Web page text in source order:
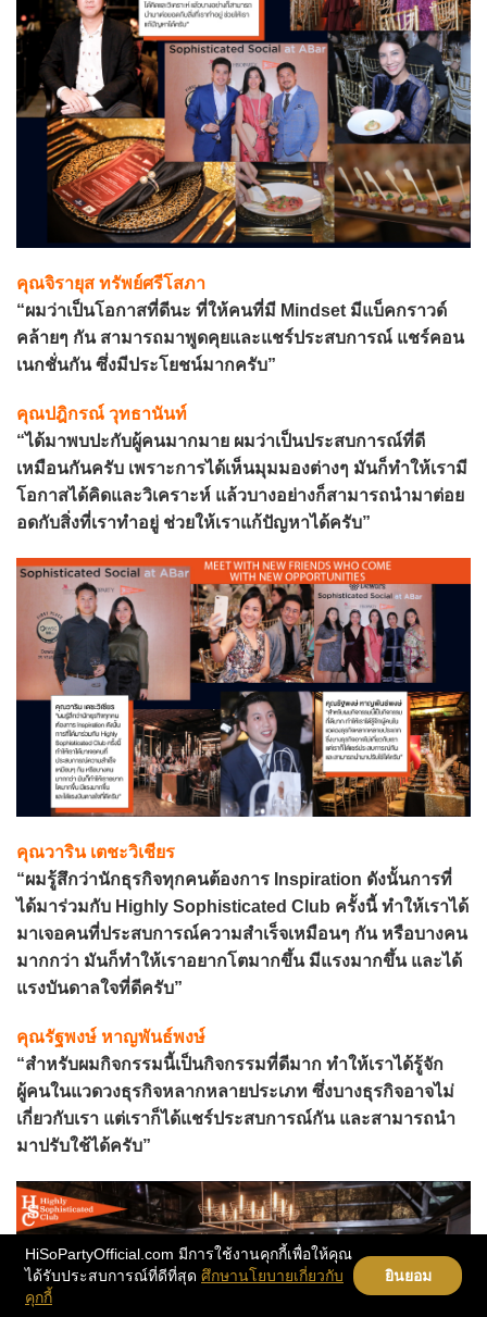
คุณจิรายุส ทรัพย์ศรีโสภา
“ผมว่าเป็นโอกาสที่ดีนะ ที่ให้คนที่มี Mindset มีแบ็คกราวด์
คล้ายๆ กัน สามารถมาพูดคุยและแชร์ประสบการณ์ แชร์คอน
เนกชั่นกัน ซึ่งมีประโยชน์มากครับ”
คุณปฎิกรณ์ วุทธานันท์
“ได้มาพบปะกับผู้คนมากมาย ผมว่าเป็นประสบการณ์ที่ดี
เหมือนกันครับ เพราะการได้เห็นมุมมองต่างๆ มันก็ทำให้เรามี
โอกาสได้คิดและวิเคราะห์ แล้วบางอย่างก็สามารถนำมาต่อย
อดกับสิ่งที่เราทำอยู่ ช่วยให้เราแก้ปัญหาได้ครับ”
คุณวาริน เตชะวิเชียร
“ผมรู้สึกว่านักธุรกิจทุกคนต้องการ Inspiration ดังนั้นการที่
ได้มาร่วมกับ Highly Sophisticated Club ครั้งนี้ ทำให้เราได้
มาเจอคนที่ประสบการณ์ความสำเร็จเหมือนๆ กัน หรือบางคน
มากกว่า มันก็ทำให้เราอยากโตมากขึ้น มีแรงมากขึ้น และได้
แรงบันดาลใจที่ดีครับ”
คุณรัฐพงษ์ หาญพันธ์พงษ์
“สำหรับผมกิจกรรมนี้เป็นกิจกรรมที่ดีมาก ทำให้เราได้รู้จัก
ผู้คนในแวดวงธุรกิจหลากหลายประเภท ซึ่งบางธุรกิจอาจไม่
เกี่ยวกับเรา แต่เราก็ได้แชร์ประสบการณ์กัน และสามารถนำ
มาปรับใช้ได้ครับ”
HiSoPartyOfficial.com มีการใช้งานคุกกี้เพื่อให้คุณ
ได้รับประสบการณ์ที่ดีที่สุด ศึกษานโยบายเกี่ยวกับ
คุกกี้
ยินยอม